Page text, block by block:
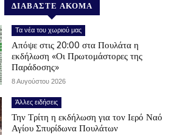
ΔΙΑΒΑΣΤΕ ΑΚΟΜΑ
Τα νέα του χωριού μας
Απόψε στις 20:00 στα Πουλάτα η
εκδήλωση «Οι Πρωτομάστορες της
Παράδοσης»
8 Αυγούστου 2026
Άλλες ειδήσεις
Την Τρίτη η εκδήλωση για τον Ιερό Ναό
Αγίου Σπυρίδωνα Πουλάτων